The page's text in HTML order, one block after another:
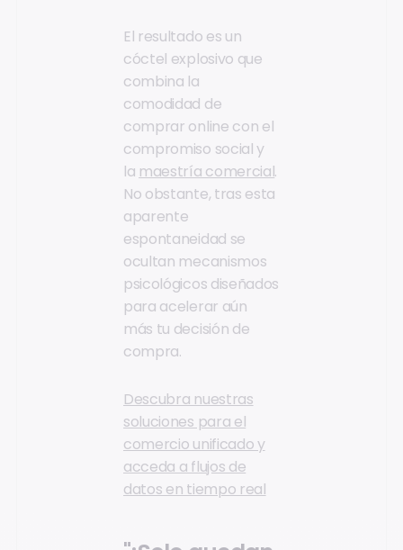
El resultado es un
cóctel explosivo que
combina la
comodidad de
comprar online con el
compromiso social y
la maestría comercial.
No obstante, tras esta
aparente
espontaneidad se
ocultan mecanismos
psicológicos diseñados
para acelerar aún
más tu decisión de
compra.
Descubra nuestras
soluciones para el
comercio unificado y
acceda a flujos de
datos en tiempo real